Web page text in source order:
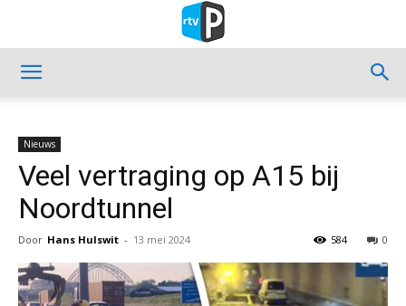
Nieuws
Veel vertraging op A15 bij
Noordtunnel
Door Hans Hulswit - 13 mei 2024 0
584